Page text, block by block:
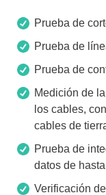
Prueba de
Prueba de
Prueba de
Medición de
los cables,
cables de
Prueba de
datos de
Verificación